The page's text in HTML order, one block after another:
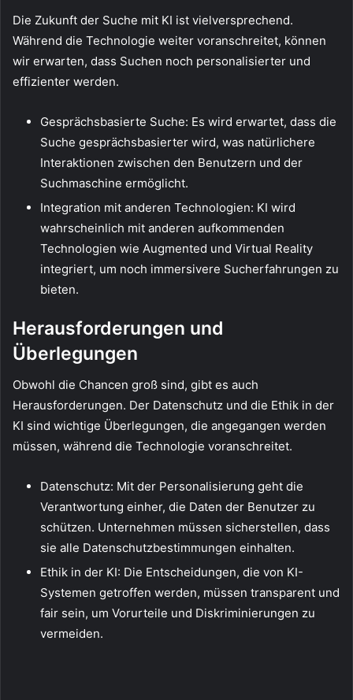
Die Zukunft der Suche mit KI ist vielversprechend.
Während die Technologie weiter voranschreitet, können
wir erwarten, dass Suchen noch personalisierter und
effizienter werden.
Gesprächsbasierte Suche: Es wird erwartet, dass die
Suche gesprächsbasierter wird, was natürlichere
Interaktionen zwischen den Benutzern und der
Suchmaschine ermöglicht.
Integration mit anderen Technologien: KI wird
wahrscheinlich mit anderen aufkommenden
Technologien wie Augmented und Virtual Reality
integriert, um noch immersivere Sucherfahrungen zu
bieten.
Herausforderungen und
Überlegungen
Obwohl die Chancen groß sind, gibt es auch
Herausforderungen. Der Datenschutz und die Ethik in der
KI sind wichtige Überlegungen, die angegangen werden
müssen, während die Technologie voranschreitet.
Datenschutz: Mit der Personalisierung geht die
Verantwortung einher, die Daten der Benutzer zu
schützen. Unternehmen müssen sicherstellen, dass
sie alle Datenschutzbestimmungen einhalten.
Ethik in der KI: Die Entscheidungen, die von KI-
Systemen getroffen werden, müssen transparent und
fair sein, um Vorurteile und Diskriminierungen zu
vermeiden.